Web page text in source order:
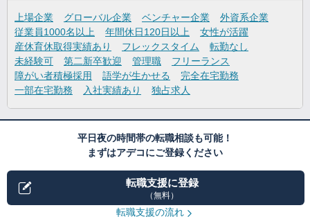
上場企業 グローバル企業 ベンチャー企業
外資系企業
従業員1000名以上
年間休日120日以上
女性が活躍
産休育休取得実績あり
フレックスタイム
転勤なし
未経験可
第二新卒歓迎 管理職
フリーランス
障がい者積極採用
語学が生かせる
完全在宅勤務
一部在宅勤務
入社実績あり 独占求人
平日夜の時間帯の転職相談も可能！
まずはアデコにご登録ください
転職支援に登録
（無料）
転職支援の流れ